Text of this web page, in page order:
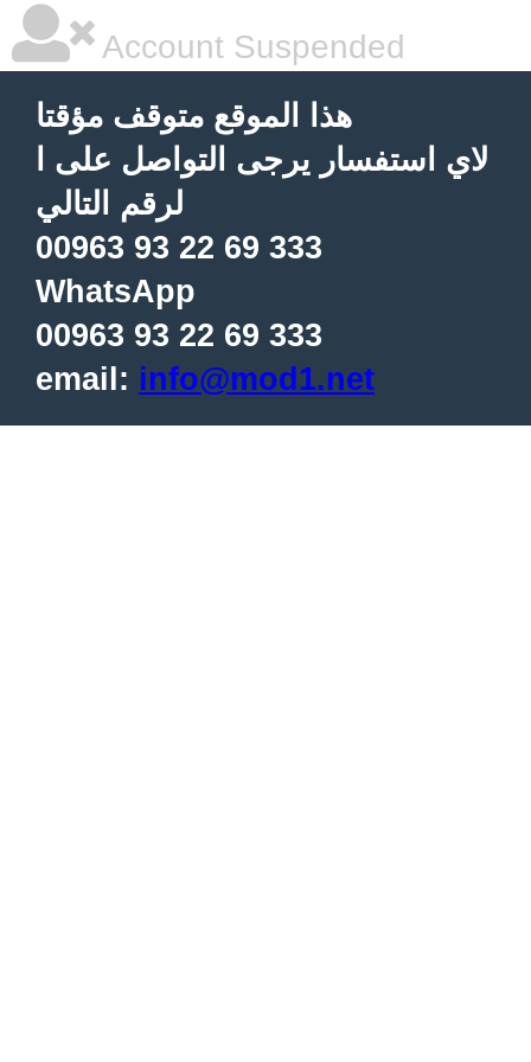
Account Suspended
هذا الموقع متوقف مؤقتا
لاي استفسار يرجى التواصل على ا
لرقم التالي
00963 93 22 69 333
WhatsApp
00963 93 22 69 333
email: info@mod1.net